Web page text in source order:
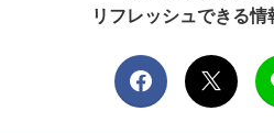
リフレッシュできる